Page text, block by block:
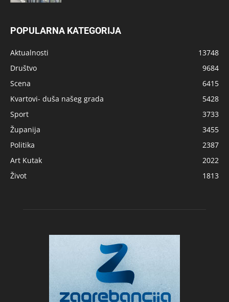
POPULARNA KATEGORIJA
Aktualnosti
13748
Društvo
9684
Scena
6415
Kvartovi- duša našeg grada
5428
Sport
3733
Županija
3455
Politika
2387
Art Kutak
2022
Život
1813